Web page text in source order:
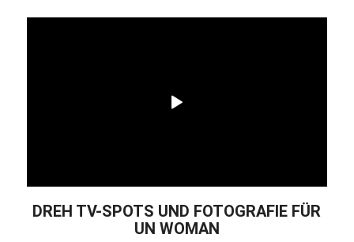
DREH TV-SPOTS UND FOTOGRAFIE FÜR
UN WOMAN